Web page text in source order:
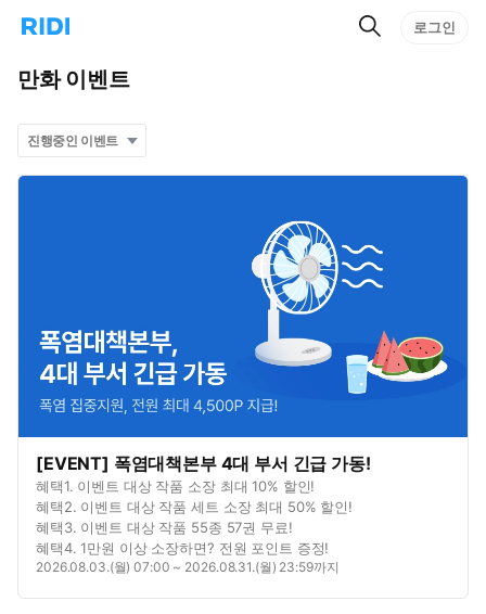
리
홈
으
이
동
턴
트
검
로그인
만화이벤트
[EVENT] 폭염대책본부 4대 부서 긴급 가동!
혜택1. 이벤트 대상 작품 소장 최대 10% 할인!
혜택2. 이벤트 대상 작품 세트 소장 최대 50% 할인!
혜택3. 이벤트 대상 작품 55종 57권 무료!
혜택4. 1만원 이상 소장하면? 전원 포인트 증정!
2026.08.03.(월) 07:00 ~ 2026.08.31.(월) 23:59까지